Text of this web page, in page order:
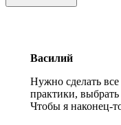
Василий
Нужно сделать
практики,
Чтобы я наконец-